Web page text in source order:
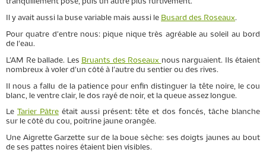
tranquillement posé, puis un autre plus furtivement.
Il y avait aussi la buse variable mais aussi le Busard des Roseaux.
Pour quatre d'entre nous: pique nique très agréable au soleil au bord
de l'eau.
L'AM Re ballade. Les Bruants des Roseaux nous narguaient. Ils étaient
nombreux à voler d'un côté à l'autre du sentier ou des rives.
Il nous a fallu de la patience pour enfin distinguer la tête noire, le cou
blanc, le ventre clair, le dos rayé de noir, et la queue assez longue.
Le Tarier Pâtreétait aussi présent: tête et dos foncés, tâche blanche
sur le côté du cou, poitrine jaune orangée.
Une Aigrette Garzette sur de la boue sèche: ses doigts jaunes au bout
de ses pattes noires étaient bien visibles.